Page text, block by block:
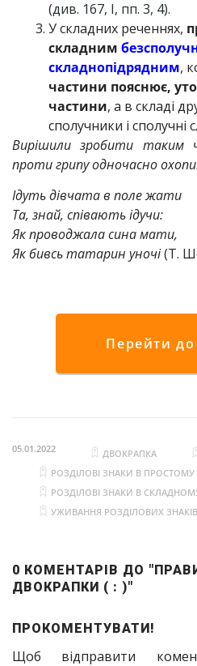
(див. 167, І, пп. 3, 4).
У складних реченнях,
складним
складнопідрядним,
частини пояснює,
частини, а в складі
сполучники і сполучні
Вирішили зробити таким
проти грипу одночасно
Ідуть дівчата в поле жати
Та, знай, співають ідучи:
Як проводжала сина мати,
Як бивсь татарин уночі(Т.
Перейти до
05.01.2022 ДВОКРАПКА
РОЗДІЛОВІ ЗНАКИ В ПРОСТОМУ
РОЗДІЛОВІ ЗНАКИ В
УЖИВАННЯ РОЗДІЛОВИХ ЗНАКІВ
0 КОМЕНТАРІВ ДО
ДВОКРАПКИ ( : )"
ПРОКОМЕНТУВАТИ!
Щоб відправити